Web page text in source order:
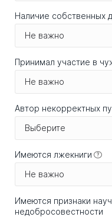
Наличие собственных
Не важно
Принимал участие в
Не важно
Автор некорректных
Выберите
Имеются лжекниги ?
Не важно
Имеются признаки
недобросовестности